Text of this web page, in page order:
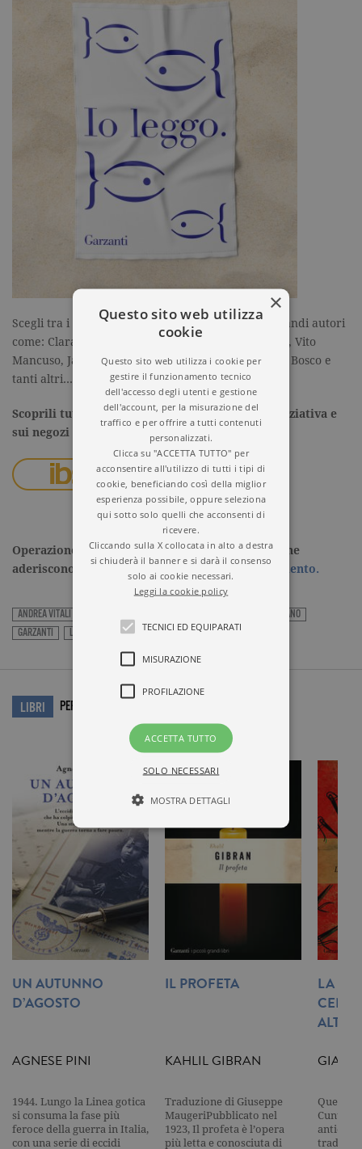
Scegli tra i besteller degli ultimi anni a firma di grandi autori
come: Clara Sánchez, Nicola Gardini, Andrea Vitali, Vito
Mancuso, Jamie McGuire, Enrico Galiano, Federica Bosco e
tanti altri….
Scoprili tutti nelle librerie che aderiscono all’iniziativa e
sui negozi online
Operazione a premio valida in tutte le librerie che
aderiscono all’iniziativa.
Consulta qui il regolamento.
ANDREA VITALI
ENRICO-GALIANO
GARZANTI
LIBRO ROMANZO
LIBRI PER APPROFONDIRE…
UN AUTUNNO
D’AGOSTO
AGNESE PINI
1944. Lungo la Linea gotica
si consuma la fase più
feroce della guerra in Italia,
con una serie di eccidi
IL PROFETA
KAHLIL GIBRAN
Traduzione di Giuseppe
MaugeriPubblicato nel
1923, Il profeta è l’opera
più letta e conosciuta di
LA
Quella
Cunti
antica
×
Questo sito web utilizza
cookie
Questo sito web utilizza i cookie per
gestire il funzionamento tecnico
dell'accesso degli utenti e gestione
dell'account, per la misurazione del
traffico e per offrire a tutti contenuti
personalizzati.
Clicca su "ACCETTA TUTTO" per
acconsentire all'utilizzo di tutti i tipi di
cookie, beneficiando così della miglior
esperienza possibile, oppure seleziona
qui sotto solo quelli che acconsenti di
ricevere.
Cliccando sulla X collocata in alto a destra
si chiuderà il banner e si darà il consenso
solo ai cookie necessari.
Leggi la cookie policy
TECNICI ED EQUIPARATI
MISURAZIONE
PROFILAZIONE
ACCETTA TUTTO
SOLO NECESSARI
MOSTRA DETTAGLI
Tecnici ed equiparati
Misurazione
Profilazione
I cookie tecnici sono strettamente
necessari, consentono la funzionalità
del sito Web principale come l'accesso
degli utenti e la gestione dell'account. Il
correttamente senza i cookie
strettamente necessari. Col rispetto
Dominio
Descrizione
impostato
Google
Analytics.
Memorizza